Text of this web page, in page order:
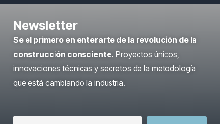
Newsletter
Se el primero en enterarte de la revolución de la
construcción consciente. Proyectos únicos,
innovaciones técnicas y secretos de la metodología
que está cambiando la industria.